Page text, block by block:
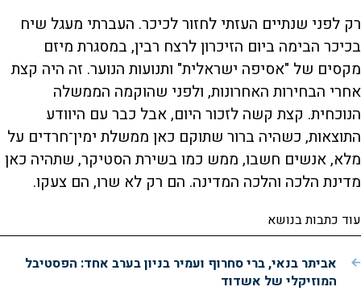
רק לפני שנתיים העזתי לחזור לכיכר. העברתי מעגל שיח
בכיכר הבימה ביום הזיכרון לרצח רבין, במסגרת מיזם
מקסים של "אסיפה ישראלית" ותנועות הנוער. זה היה קצת
אחרי הבחירות האחרונות, ולפני שהוקמה הממשלה
הנוכחית. קצת קשה לזכור היום, אבל כבר עם היוודע
התוצאות, כשהיה ברור שתוקם כאן ממשלת ימין־חרדים על
מלא, אנשים חשבו, ממש כמו בשירת הסטיקר, שתהיה כאן
מדינת הלכה והלכה המדינה. הם רק לא שרו, הם צעקו.
עוד כתבות בנושא
אביתר בנאי, ברי סחרוף ועמיר בניון בערב אחד: הפסטיבל
המוזיקלי של אשדוד